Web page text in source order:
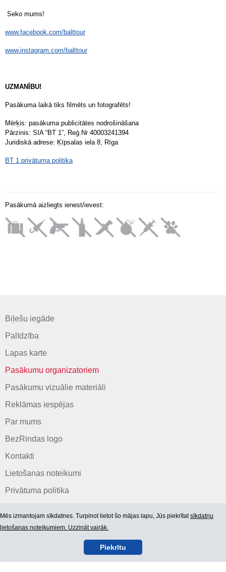
Seko mums!
www.facebook.com/balttour
www.instagram.com/balttour
UZMANĪBU!
Pasākuma laikā tiks filmēts un fotografēts!
Mērķis: pasākuma publicitātes nodrošināšana
Pārzinis: SIA “BT 1”, Reģ.Nr 40003241394
Juridiskā adrese: Ķīpsalas iela 8, Rīga
BT 1 privātuma politika
Pasākumā aizliegts ienest/ievest:
Biļešu iegāde
Palīdzība
Lapas karte
Pasākumu organizatoriem
Pasākumu vizuālie materiāli
Reklāmas iespējas
Par mums
BezRindas logo
Kontakti
Lietošanas noteikumi
Privātuma politika
Mēs izmantojam sīkdatnes. Turpinot lietot šo mājas lapu, Jūs piekrītatsīkdatņu
lietošanas noteikumiem. Uzzināt vairāk.
Piekrītu